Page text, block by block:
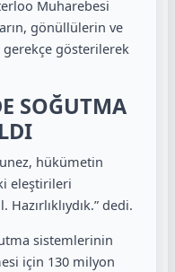
Muharebesi
gönüllülerin ve
gösterilerek
SOĞUTMA
hükümetin
eleştirileri
dedi.
sistemlerinin
için 130 milyon